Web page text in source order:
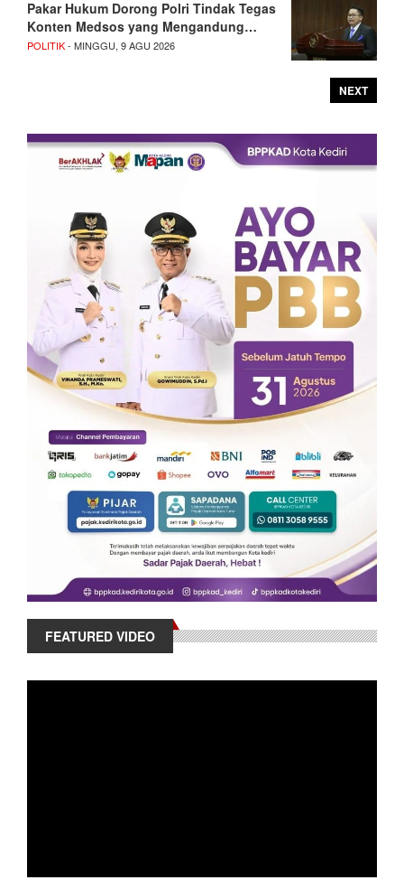
Pakar Hukum Dorong Polri Tindak Tegas
Konten Medsos yang Mengandung…
POLITIK- MINGGU, 9 AGU 2026
NEXT
FEATURED VIDEO